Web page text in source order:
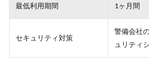
最低利用期間 1ヶ月間
セキュリティ対策
警備会社
ュリティ